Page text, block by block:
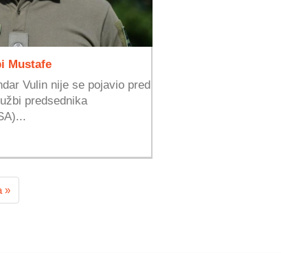
Mustafe
Vulin nije se pojavio pred
predsednika
»